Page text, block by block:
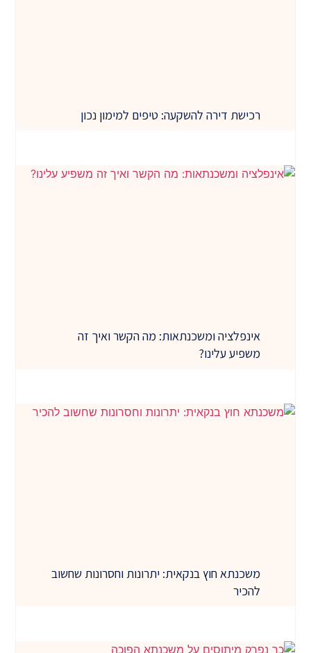
רכישת דירה להשקעה: טיפים למימון נכון
אינפלציה ומשכנתאות: מה הקשר ואיך זה
משפיע עלינו?
משכנתא חוץ בנקאית: יתרונות וחסרונות שחשוב